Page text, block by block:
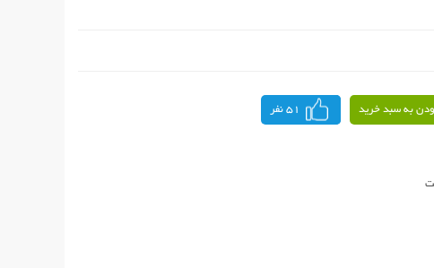
به سبد خرید 51 نفر